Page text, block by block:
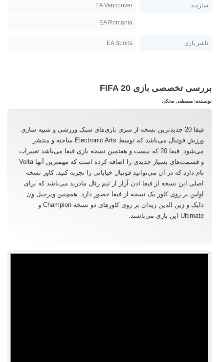
سازنده EA Vancouver
EA Romania
ناشر بازی EA Sports
بررسی تخصصی بازی FIFA 20
نویسنده: مصطفی محکی
فیفا 20 جدیدترین نسخه از سری بازی‌های سبک ورزشی و شبیه سازی
ورزش فوتبال می‌‌باشد که توسط Electronic Arts ساخته و منتشر
می‌‌شود. فیفا 20 که بیست و هفتمین نسخه بازی فیفا می‌باشد تغییرات
و قسمت‌های بسیار جدیدی را اضافه کرده است که مهمترین آنها Volta
نام دارد که در آن می‌توانید فوتبال خیابانی را تجربه کنید. کاور نسخه
اصلی این نسخه از فیفا ادن‌ آزار از تیم رئال مادرید می‌باشد که برای
اولین بر روی کاور یک نسخه از فیفا حضور دارد. همچنین ویرجیل ون
دایک و زین الدین زیدان بر روی کاور‌های دو نسخه Champion و
Ultimate این بازی می‌‌باشند.